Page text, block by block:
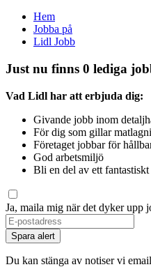
Hem
Jobba på
Lidl Jobb
Just nu finns 0 lediga
Vad Lidl har att erbjuda dig:
Givande jobb inom
För dig som gillar
Företaget jobbar för
God arbetsmiljö
Bli en del av ett fantastiskt
Ja, maila mig när det dyker upp
If
you
are
a
Spara alert
Du kan stänga av notiser vi